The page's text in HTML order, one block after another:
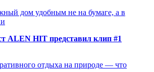
дом удобным не на бумаге, а в
ALEN HIT представил клип #1
отдыха на природе — что